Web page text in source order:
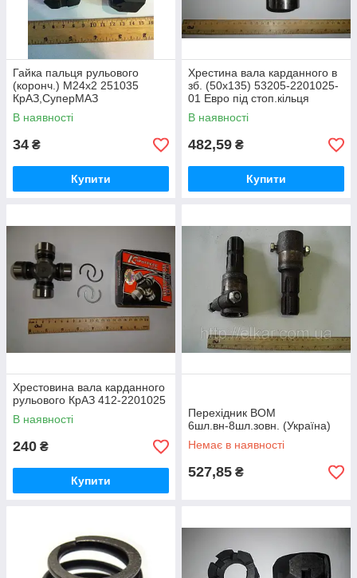
Гайка пальця рульового
(коронч.) М24х2 251035
КрАЗ,СуперМАЗ
В наявності
34 ₴
Купити
Хрестина вала карданного в
зб. (50х135) 53205-2201025-
01 Евро під стоп.кільця
В наявності
482,59 ₴
Купити
Хрестовина вала карданного
рульового КрАЗ 412-2201025
В наявності
240 ₴
Купити
Перехідник ВОМ
6шл.вн-8шл.зовн. (Україна)
Немає в наявності
527,85 ₴